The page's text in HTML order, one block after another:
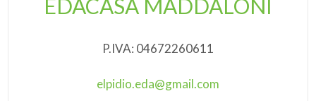
EDACASA MADDALONI
P.IVA: 04672260611
elpidio.eda@gmail.com
Posto auto/Box
Balcone/Terrazzo